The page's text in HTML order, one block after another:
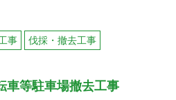
事 伐採・撤去工事
車等駐車場撤去工事